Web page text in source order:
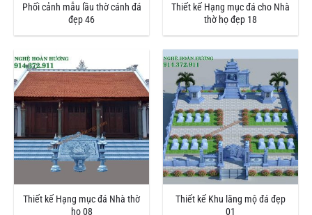
Phối cảnh mẫu lầu thờ cánh đá
đẹp 46
Thiết kế Hạng mục đá cho Nhà
thờ họ đẹp 18
Thiết kế Hạng mục đá Nhà thờ
họ 08
Thiết kế Khu lăng mộ đá đẹp
01